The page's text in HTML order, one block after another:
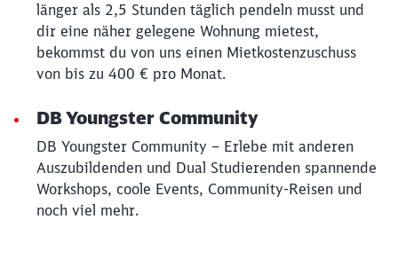
länger als 2,5 Stunden täglich pendeln musst und
dir eine näher gelegene Wohnung mietest,
bekommst du von uns einen Mietkostenzuschuss
von bis zu 400 € pro Monat.
DB Youngster Community
DB Youngster Community – Erlebe mit anderen
Auszubildenden und Dual Studierenden spannende
Workshops, coole Events, Community-Reisen und
noch viel mehr.